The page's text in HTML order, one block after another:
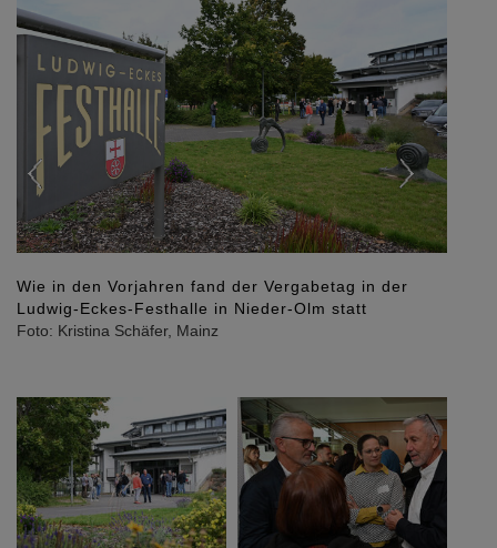
Wie in den Vorjahren fand der Vergabetag in der
Ludwig-Eckes-Festhalle in Nieder-Olm statt
Foto: Kristina Schäfer, Mainz